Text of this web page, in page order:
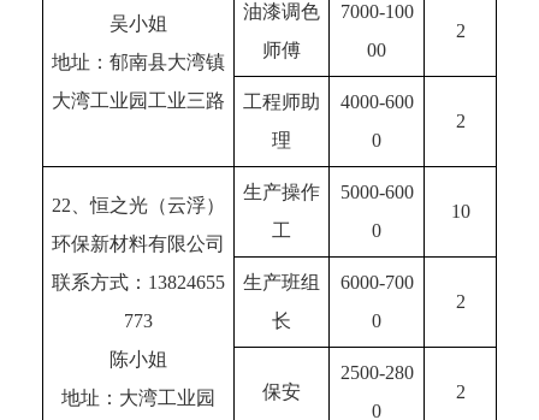
吴小姐
地址：郁南县大湾镇
大湾工业园工业三路
油漆调色
师傅
7000-100
00
2
工程师助
理
4000-600
0
2
22、恒之光（云浮）
环保新材料有限公司
联系方式：13824655
773
陈小姐
地址：大湾工业园
生产操作
工
5000-600
0
10
生产班组
长
6000-700
0
2
保安
2500-280
0
2